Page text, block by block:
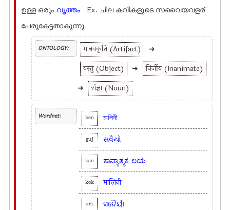
ഉള്ള ഒരും വൃത്തം Ex. ചില കവികളുടെ സവൈയവളര്
പേരുകേട്ടതാകുന്നു
ONTOLOGY: मानवकृति (Artifact)
➜
वस्तु (Object)
➜
निर्जीव (Inanimate)
➜
संज्ञा (Noun)
Wordnet: ben মালিনী
guj સવૈયો
kan ಕಾವ್ಯಾತ್ಮಕ ಲಯ
kok मालिनी
ori ସବୈୟାଁ